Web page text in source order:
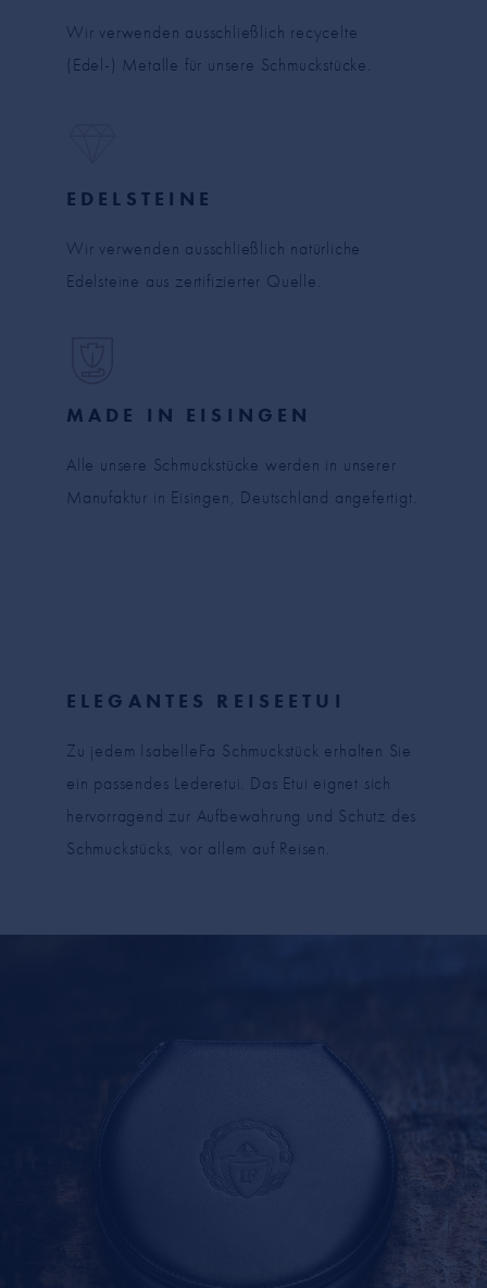
Wir verwenden ausschließlich recycelte
(Edel-) Metalle für unsere Schmuckstücke.
EDELSTEINE
Wir verwenden ausschließlich natürliche
Edelsteine aus zertifizierter Quelle.
MADE IN EISINGEN
Alle unsere Schmuckstücke werden in unserer
Manufaktur in Eisingen, Deutschland angefertigt.
ELEGANTES REISEETUI
Zu jedem IsabelleFa Schmuckstück erhalten Sie
ein passendes Lederetui. Das Etui eignet sich
hervorragend zur Aufbewahrung und Schutz des
Schmuckstücks, vor allem auf Reisen.